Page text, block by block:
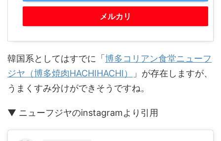
メルカリ
韓国系としてはすでに「 博多コリアン食堂ニューフ
ジヤ（博多焼肉HACHIHACHI）
」が存在しますが、
うまくすみ分けができそうですね。
▼ ニューフジヤのinstagramより引用